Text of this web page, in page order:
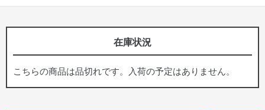
在庫状況
こちらの商品は品切れです。入荷の予定はありません。